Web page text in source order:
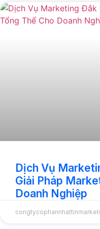
Dịch Vụ
Giải Pháp
Doanh Nghiệp